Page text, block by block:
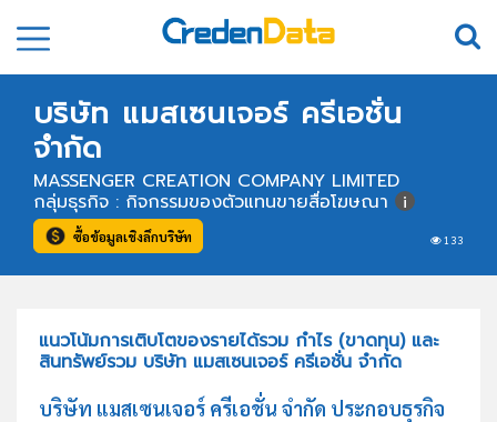
บริษัท แมสเซนเจอร์ ครีเอชั่น
จำกัด
MASSENGER CREATION COMPANY LIMITED
133
กลุ่มธุรกิจ : กิจกรรมของตัวแทนขายสื่อโฆษณา
ซื้อข้อมูลเชิงลึกบริษัท
แนวโน้มการเติบโตของรายได้รวม กำไร (ขาดทุน) และ
สินทรัพย์รวม บริษัท แมสเซนเจอร์ ครีเอชั่น จำกัด
บริษัท แมสเซนเจอร์ ครีเอชั่น จำกัด ประกอบธุรกิจ